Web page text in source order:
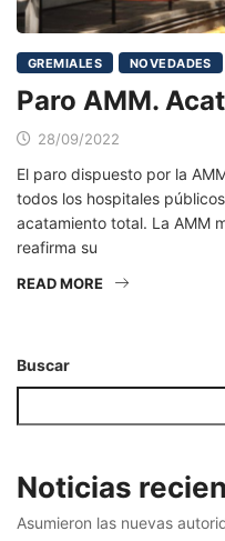
GREMIALES NOVEDADES
Paro AMM.
28/09/2022
El paro dispuesto por la
todos los hospitales
acatamiento total. La AMM
reafirma su
READ MORE
Buscar
Noticias
Asumieron las nuevas